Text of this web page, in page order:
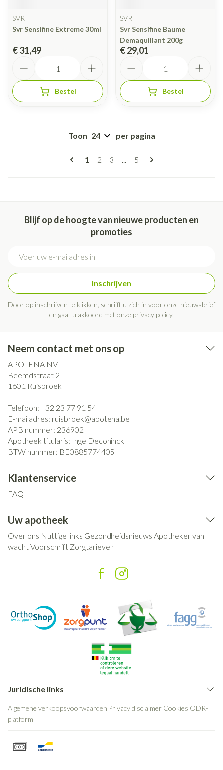
SVR
Svr Sensifine Extreme 30ml
€ 31,49
Bestel
SVR
Svr Sensifine Baume
Demaquillant 200g
€ 29,01
Bestel
Pagina's
U lees momenteel pagina
1 Pagina
2 Pagina
3 ... Pagina
5
Toon per pagina
Blijf op de hoogte van nieuwe producten en
promoties
Inschrijven
Door op inschrijven te klikken, schrijft u zich in voor onze nieuwsbrief
en gaat u akkoord met onze privacy policy.
Neem contact met ons op
APOTENA NV
Beemdstraat 2
1601 Ruisbroek
Telefoon: +32 23 77 91 54
E-mailadres: ruisbroek@apotena.be
APB nummer: 236902
Apotheek titularis: Inge Deconinck
BTW nummer: BE0885774405
Klantenservice
FAQ
Uw apotheek
Over ons Nuttige links Gezondheidsnieuws Apotheker van
wachtVoorschrift Zorgtarieven
Juridische links
Algemene verkoopsvoorwaarden Privacy disclaimer Cookies ODR-
platform